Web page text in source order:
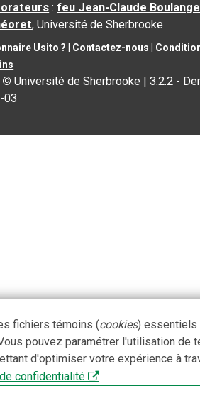
:feu Jean-Claude
, Université de Sherbrooke
Usito ? Contactez-nous
© Université de Sherbrooke |3.2.2 -
03
fichiers témoins (cookies) essentiels
pouvez paramétrer l'utilisation de
d'optimiser votre expérience à
confidentialité